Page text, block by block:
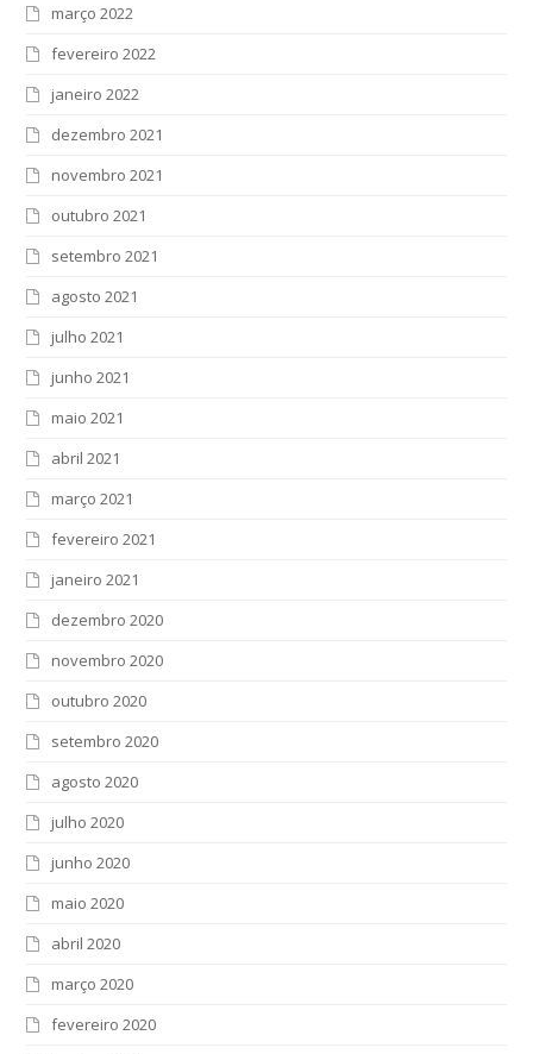
março 2022
fevereiro 2022
janeiro 2022
dezembro 2021
novembro 2021
outubro 2021
setembro 2021
agosto 2021
julho 2021
junho 2021
maio 2021
abril 2021
março 2021
fevereiro 2021
janeiro 2021
dezembro 2020
novembro 2020
outubro 2020
setembro 2020
agosto 2020
julho 2020
junho 2020
maio 2020
abril 2020
março 2020
fevereiro 2020